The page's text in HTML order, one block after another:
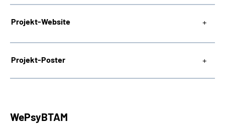
Projekt-Website
Projekt-Poster
WePsyBTAM